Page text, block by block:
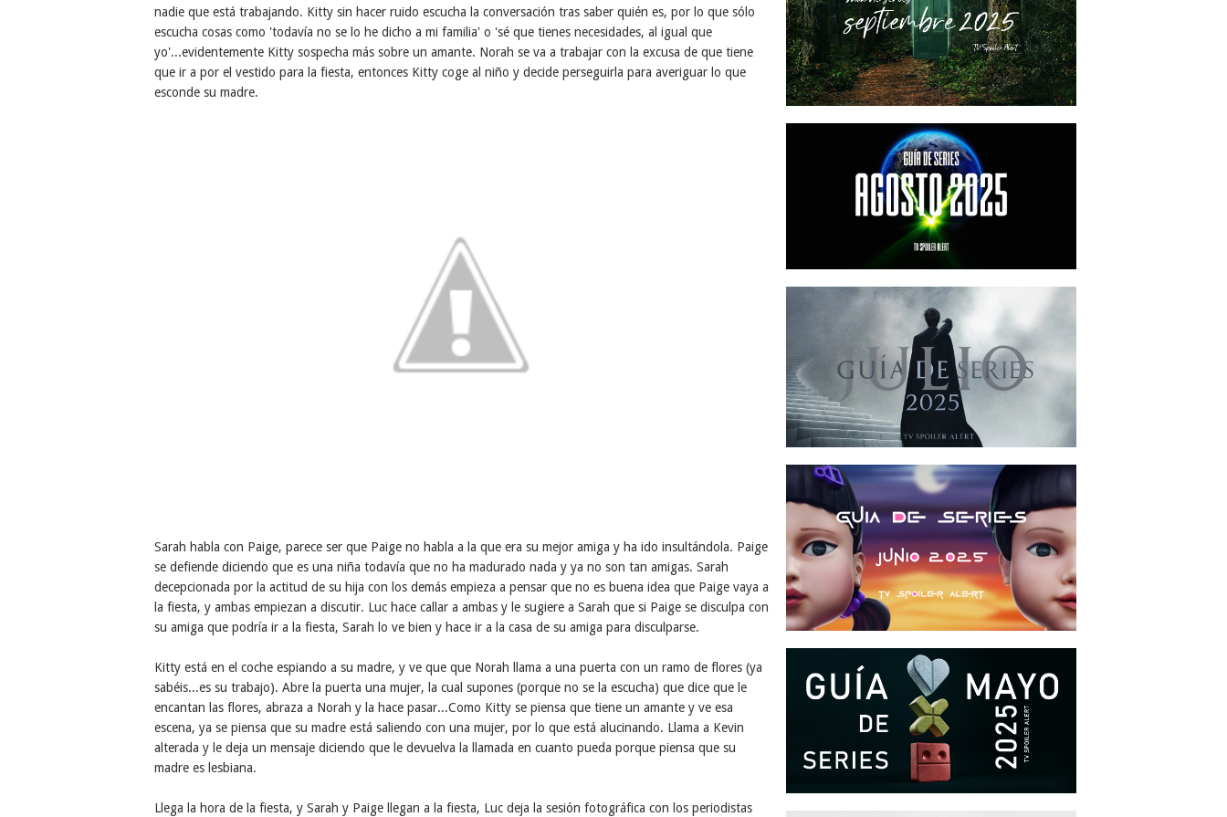
nadie que está trabajando. Kitty sin hacer ruido escucha la conversación tras saber quién es, por lo que sólo
escucha cosas como 'todavía no se lo he dicho a mi familia' o 'sé que tienes necesidades, al igual que
yo'...evidentemente Kitty sospecha más sobre un amante. Norah se va a trabajar con la excusa de que tiene
que ir a por el vestido para la fiesta, entonces Kitty coge al niño y decide perseguirla para averiguar lo que
esconde su madre.
Sarah habla con Paige, parece ser que Paige no habla a la que era su mejor amiga y ha ido insultándola. Paige
se defiende diciendo que es una niña todavía que no ha madurado nada y ya no son tan amigas. Sarah
decepcionada por la actitud de su hija con los demás empieza a pensar que no es buena idea que Paige vaya a
la fiesta, y ambas empiezan a discutir. Luc hace callar a ambas y le sugiere a Sarah que si Paige se disculpa con
su amiga que podría ir a la fiesta, Sarah lo ve bien y hace ir a la casa de su amiga para disculparse.
Kitty está en el coche espiando a su madre, y ve que que Norah llama a una puerta con un ramo de flores (ya
sabéis...es su trabajo). Abre la puerta una mujer, la cual supones (porque no se la escucha) que dice que le
encantan las flores, abraza a Norah y la hace pasar...Como Kitty se piensa que tiene un amante y ve esa
escena, ya se piensa que su madre está saliendo con una mujer, por lo que está alucinando. Llama a Kevin
alterada y le deja un mensaje diciendo que le devuelva la llamada en cuanto pueda porque piensa que su
madre es lesbiana.
Llega la hora de la fiesta, y Sarah y Paige llegan a la fiesta, Luc deja la sesión fotográfica con los periodistas